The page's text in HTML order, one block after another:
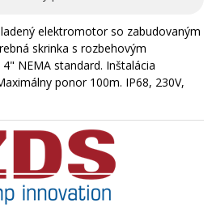
elektromotor so zabudovaným
skrinka s rozbehovým
NEMA standard. Inštalácia
ponor 100m. IP68, 230V,